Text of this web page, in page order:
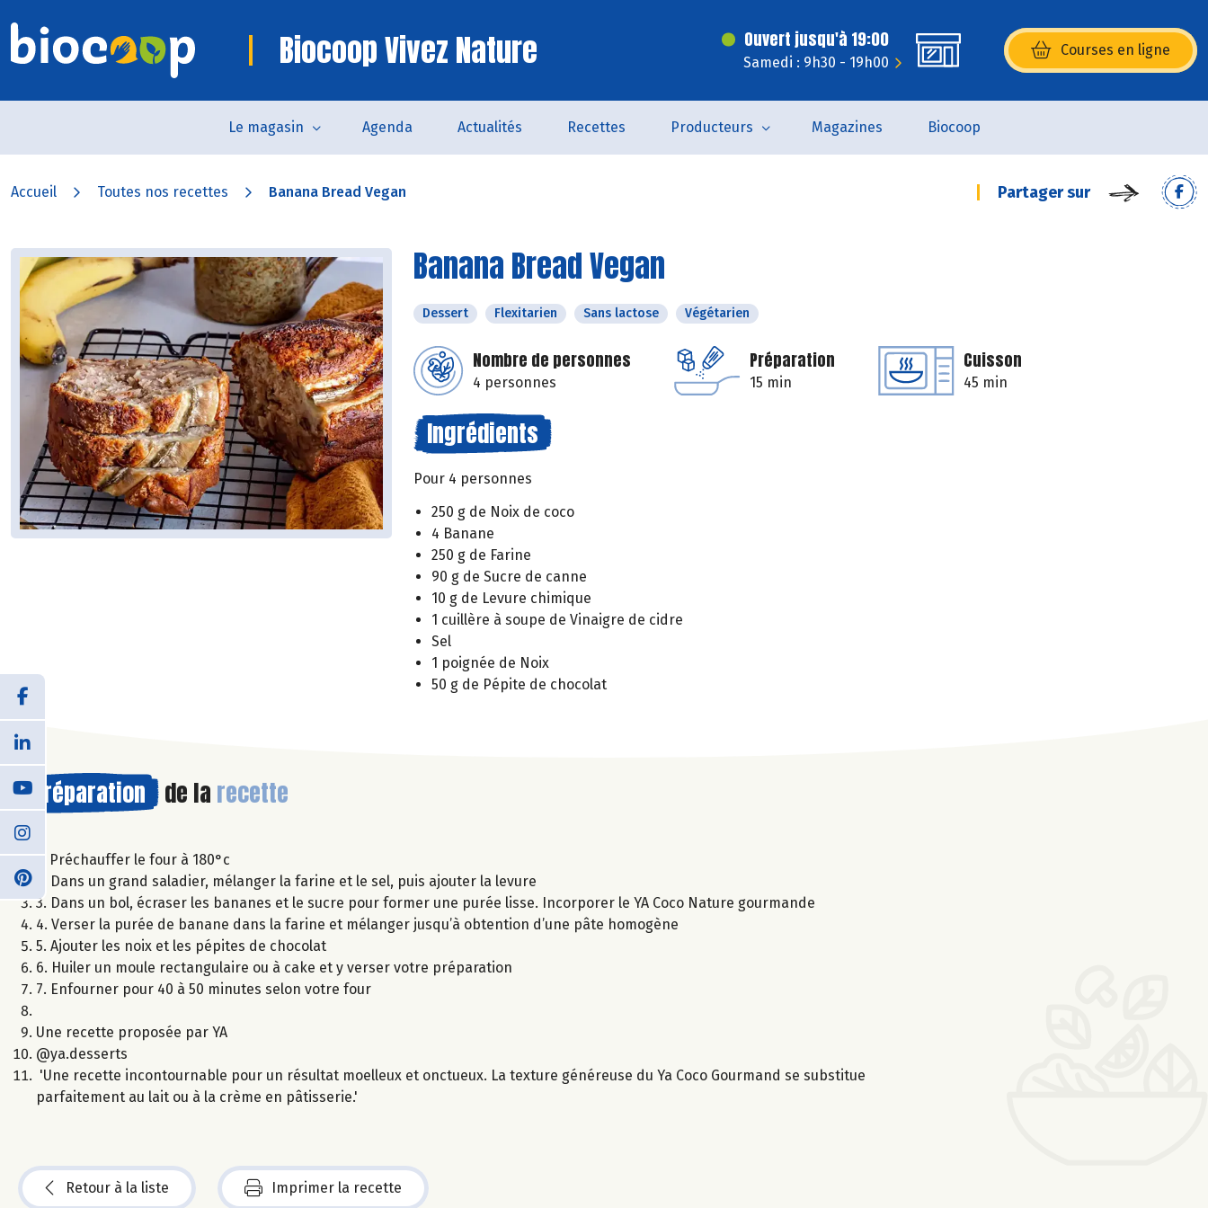
Biocoop Vivez Nature Ouvert jusqu'à 19:00
Samedi : 9h30 - 19h00
Courses en ligne
(s’ouvre dans une nouvelle
Le magasin Agenda Actualités Recettes Producteurs Magazines Biocoop
Accueil Toutes nos recettes Banana Bread Vegan Partager sur
Banana Bread Vegan
Dessert Flexitarien Sans lactose Végétarien
Nombre de personnes
4 personnes
Préparation
15 min
Cuisson
45 min
Ingrédients
Pour 4 personnes
250 g de Noix de coco
4 Banane
250 g de Farine
90 g de Sucre de canne
10 g de Levure chimique
1 cuillère à soupe de Vinaigre de cidre
Sel
1 poignée de Noix
50 g de Pépite de chocolat
Préparation de la recette
1. Préchauffer le four à 180°c
2. Dans un grand saladier, mélanger la farine et le sel, puis ajouter la levure
3. Dans un bol, écraser les bananes et le sucre pour former une purée lisse. Incorporer le YA Coco Nature gourmande
4. Verser la purée de banane dans la farine et mélanger jusqu’à obtention d’une pâte homogène
5. Ajouter les noix et les pépites de chocolat
6. Huiler un moule rectangulaire ou à cake et y verser votre préparation
7. Enfourner pour 40 à 50 minutes selon votre four
Une recette proposée par YA
@ya.desserts
'Une recette incontournable pour un résultat moelleux et onctueux. La texture généreuse du Ya Coco Gourmand se substitue
parfaitement au lait ou à la crème en pâtisserie.'
Retour à la liste Imprimer la recette